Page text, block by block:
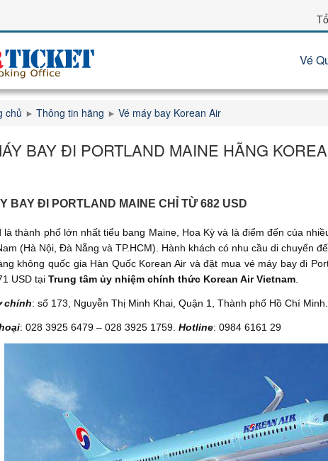
Vé
chủ Thông tin hãng Vé máy bay Korean Air
BAY ĐI PORTLAND MAINE HÃNG
BAY ĐI PORTLAND MAINE CHỈ TỪ 682 USD
là thành phố lớn nhất tiểu bang Maine, Hoa Kỳ và là điểm đến của
(Hà Nội, Đà Nẵng và TP.HCM). Hành khách có nhu cầu di chuyển
không quốc gia Hàn Quốc Korean Air và đặt mua vé máy bay đi
USD tại Trung tâm ủy nhiệm chính thức Korean Air Vietnam
chính: số 173, Nguyễn Thị Minh Khai, Quận 1, Thành phố Hồ Chí Minh.
: 028 3925 6479 – 028 3925 1759. Hotline: 0984 6161 29